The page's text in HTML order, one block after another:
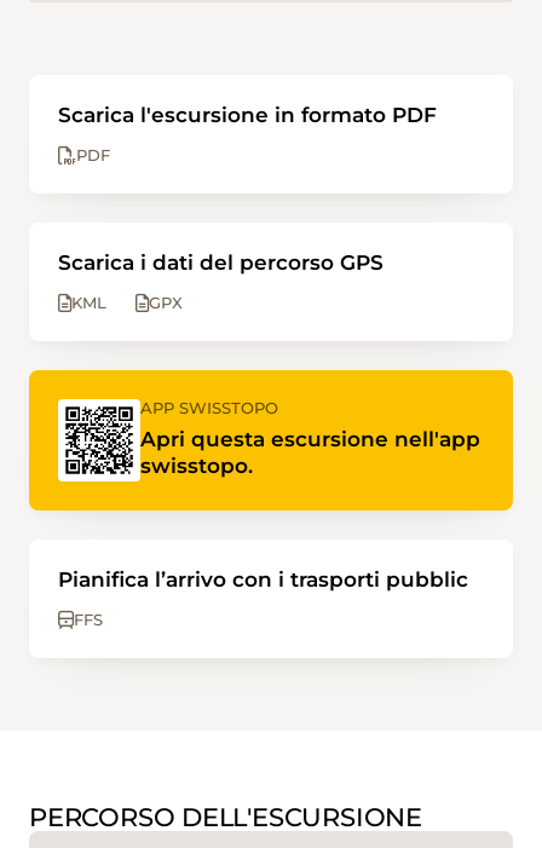
Scarica l'escursione in formato PDF
PDF
Scarica i dati del percorso GPS
KML GPX
APP SWISSTOPO
Apri questa escursione nell'app
swisstopo.
Pianifica l’arrivo con i trasporti pubblic
FFS
PERCORSO DELL'ESCURSIONE